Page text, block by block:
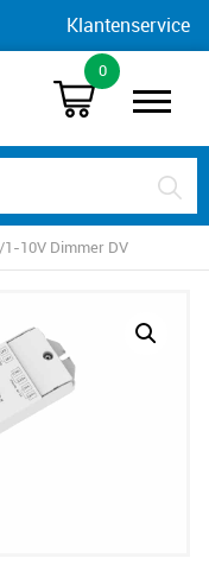
Klantenservice
0
1-10V Dimmer DV